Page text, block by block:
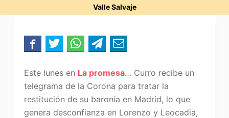
Valle Salvaje
Este lunes en La promesa… Curro recibe un
telegrama de la Corona para tratar la
restitución de su baronía en Madrid, lo que
genera desconfianza en Lorenzo y Leocadia,